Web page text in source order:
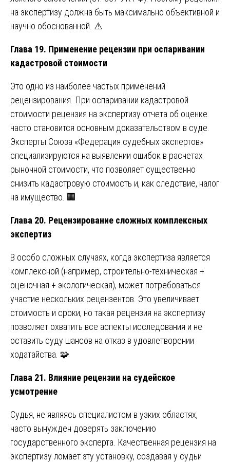
на экспертизу должна быть максимально объективной и
научно обоснованной. ⚠️
Глава 19. Применение рецензии при оспаривании
кадастровой стоимости
Это одно из наиболее частых применений
рецензирования. При оспаривании кадастровой
стоимости рецензия на экспертизу отчета об оценке
часто становится основным доказательством в суде.
Эксперты Союза «Федерация судебных экспертов»
специализируются на выявлении ошибок в расчетах
рыночной стоимости, что позволяет существенно
снизить кадастровую стоимость и, как следствие, налог
на имущество. 🏢
Глава 20. Рецензирование сложных комплексных
экспертиз
В особо сложных случаях, когда экспертиза является
комплексной (например, строительно-техническая +
оценочная + экологическая), может потребоваться
участие нескольких рецензентов. Это увеличивает
стоимость и сроки, но такая рецензия на экспертизу
позволяет охватить все аспекты исследования и не
оставить суду шансов на отказ в удовлетворении
ходатайства. 🧩
Глава 21. Влияние рецензии на судейское
усмотрение
Судья, не являясь специалистом в узких областях,
часто вынужден доверять заключению
государственного эксперта. Качественная рецензия на
экспертизу ломает эту установку, создавая у судьи